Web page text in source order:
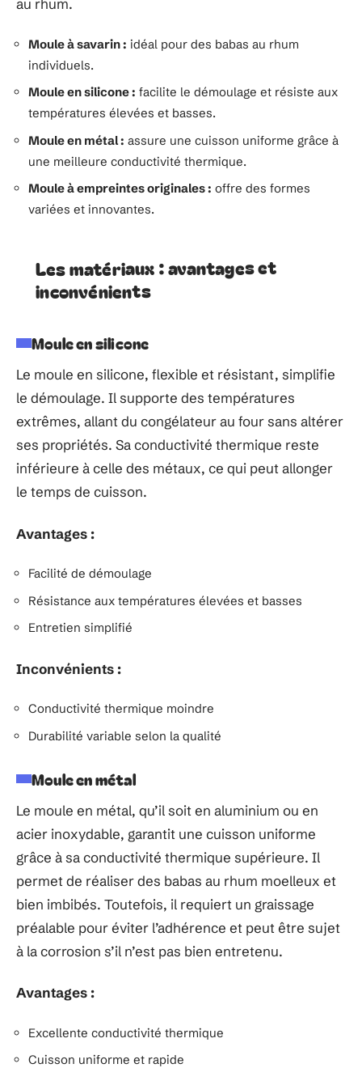
au rhum.
Moule à savarin : idéal pour des babas au rhum
individuels.
Moule en silicone : facilite le démoulage et résiste aux
températures élevées et basses.
Moule en métal : assure une cuisson uniforme grâce à
une meilleure conductivité thermique.
Moule à empreintes originales : offre des formes
variées et innovantes.
Les matériaux : avantages et
inconvénients
Moule en silicone
Le moule en silicone, flexible et résistant, simplifie
le démoulage. Il supporte des températures
extrêmes, allant du congélateur au four sans altérer
ses propriétés. Sa conductivité thermique reste
inférieure à celle des métaux, ce qui peut allonger
le temps de cuisson.
Avantages :
Facilité de démoulage
Résistance aux températures élevées et basses
Entretien simplifié
Inconvénients :
Conductivité thermique moindre
Durabilité variable selon la qualité
Moule en métal
Le moule en métal, qu’il soit en aluminium ou en
acier inoxydable, garantit une cuisson uniforme
grâce à sa conductivité thermique supérieure. Il
permet de réaliser des babas au rhum moelleux et
bien imbibés. Toutefois, il requiert un graissage
préalable pour éviter l’adhérence et peut être sujet
à la corrosion s’il n’est pas bien entretenu.
Avantages :
Excellente conductivité thermique
Cuisson uniforme et rapide